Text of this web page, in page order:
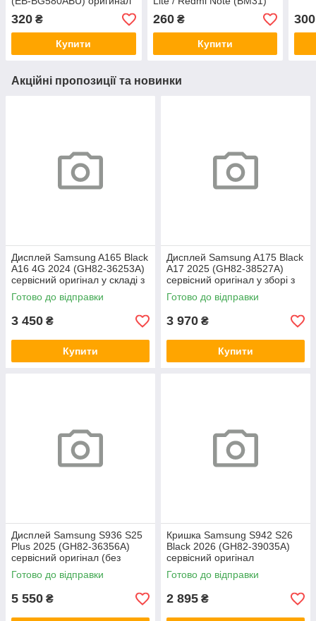
320 ₴
Купити
260₴
Купити
300
Акційні пропозиції та новинки
Дисплей Samsung A165 Black
A16 4G 2024 (GH82-36253A)
сервісний оригінал у складі з
рамкою
Готово до відправки
3 450 ₴
Купити
Дисплей Samsung A175 Black
A17 2025 (GH82-38527A)
сервісний оригінал у зборі з
рамкою
Готово до відправки
3 970 ₴
Купити
Дисплей Samsung S936 S25
Plus 2025 (GH82-36356A)
сервісний оригінал (без
рамки)
Готово до відправки
5 550 ₴
Кришка Samsung S942 S26
Black 2026 (GH82-39035A)
сервісний оригінал
Готово до відправки
2 895 ₴